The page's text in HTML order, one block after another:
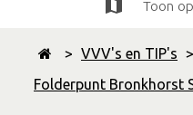
> VVV's en TIP's >
Folderpunt Bronkhorst
Toon